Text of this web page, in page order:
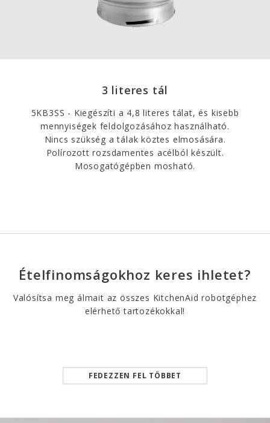
3 literes tál
5KB3SS - Kiegészíti a 4,8 literes tálat, és kisebb
mennyiségek feldolgozásához használható.
Nincs szükség a tálak köztes elmosására.
Polírozott rozsdamentes acélból készült.
Mosogatógépben mosható.
Ételfinomságokhoz keres ihletet?
Valósítsa meg álmait az összes KitchenAid robotgéphez
elérhető tartozékokkal!
FEDEZZEN FEL TÖBBET